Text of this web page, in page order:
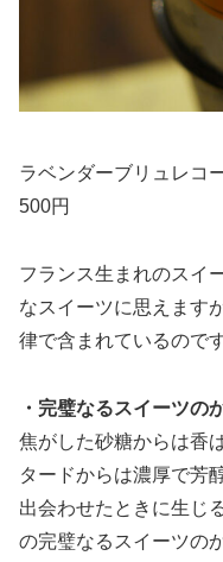
ラベンダーブリュレコ
500円
フランス生まれのスイ
なスイーツに思えます
律で含まれているのです
・完璧なるスイーツの
焦がした砂糖からは香
タードからは濃厚で芳
出会わせたときに生じ
の完璧なるスイーツの